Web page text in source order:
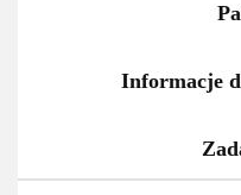
Informacje